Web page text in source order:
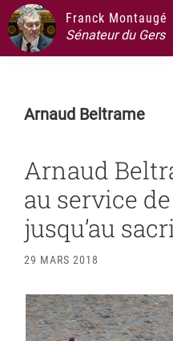
Passer
au
contenu
Passer
la
latérale
Passer
au
pied
page
Franck Montaugé
Sénateur du Gers
Arnaud Beltrame
Arnaud
au service de
jusqu’au
29 MARS 2018